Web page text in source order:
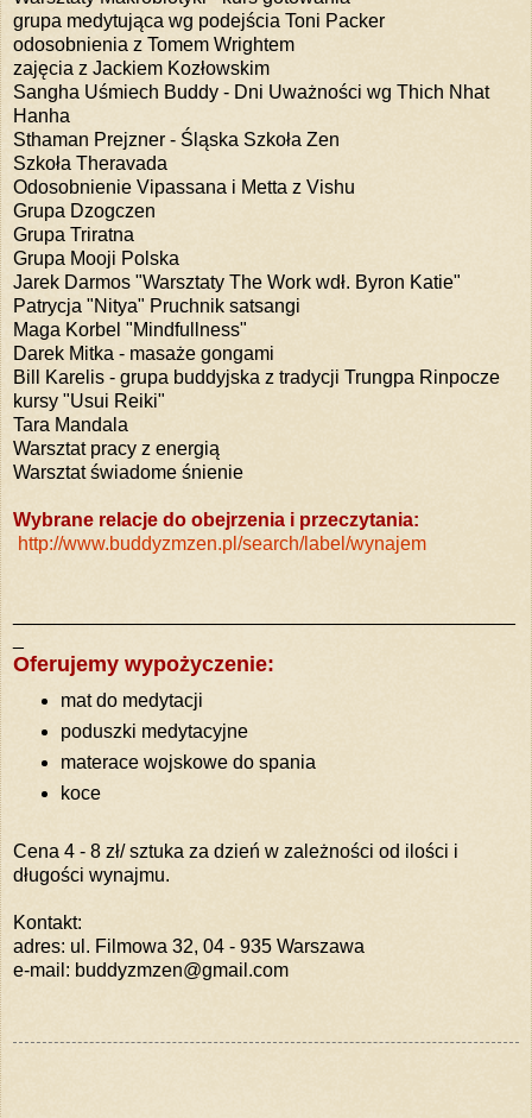
grupa medytująca wg podejścia Toni Packer
odosobnienia z Tomem Wrightem
zajęcia z Jackiem Kozłowskim
Sangha Uśmiech Buddy - Dni Uważności wg Thich Nhat
Hanha
Sthaman Prejzner - Śląska Szkoła Zen
Szkoła Theravada
Odosobnienie Vipassana i Metta z Vishu
Grupa Dzogczen
Grupa Triratna
Grupa Mooji Polska
Jarek Darmos "Warsztaty The Work wdł. Byron Katie"
Patrycja "Nitya" Pruchnik satsangi
Maga Korbel "Mindfullness"
Darek Mitka - masaże gongami
Bill Karelis - grupa buddyjska z tradycji Trungpa Rinpocze
kursy "Usui Reiki"
Tara Mandala
Warsztat pracy z energią
Warsztat świadome śnienie
Wybrane relacje do obejrzenia i przeczytania:
http://www.buddyzmzen.pl/search/label/wynajem
Oferujemy wypożyczenie:
mat do medytacji
poduszki medytacyjne
materace wojskowe do spania
koce
Cena 4 - 8 zł/ sztuka za dzień w zależności od ilości i
długości wynajmu.
Kontakt:
adres: ul. Filmowa 32, 04 - 935 Warszawa
e-mail: buddyzmzen@gmail.com